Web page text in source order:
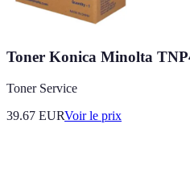
Toner Konica Minolta
Toner Service
39.67 EURVoir le prix